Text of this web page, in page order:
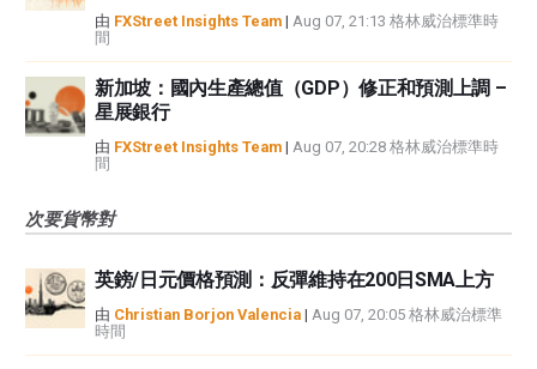
由 FXStreet Insights Team | Aug 07, 21:13 格林威治標準時
間
新加坡：國內生產總值（GDP）修正和預測上調 –
星展銀行
由 FXStreet Insights Team | Aug 07, 20:28 格林威治標準時
間
次要貨幣對
英鎊/日元價格預測：反彈維持在200日SMA上方
由 Christian Borjon Valencia | Aug 07, 20:05 格林威治標準
時間